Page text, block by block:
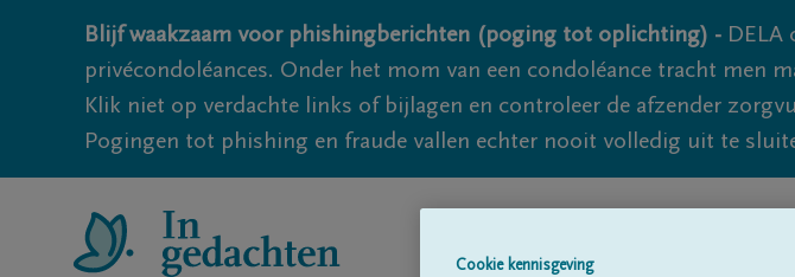
Blijf waakzaam voor phishingberichten (poging tot oplichting) - DELA
privécondoléances. Onder het mom van een condoléance tracht men
Klik niet op verdachte links of bijlagen en controleer de afzender
Pogingen tot phishing en fraude vallen echter nooit volledig uit te
Cookie kennisgeving